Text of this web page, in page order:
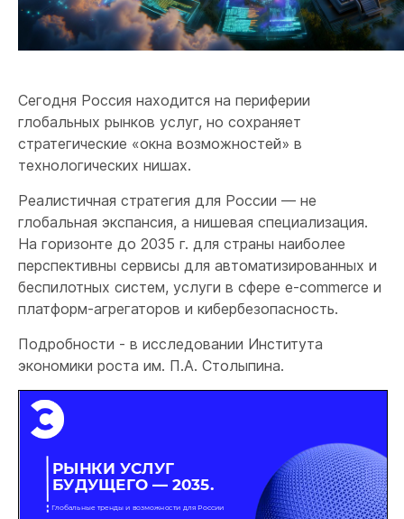
Сегодня Россия находится на периферии
глобальных рынков услуг, но сохраняет
стратегические «окна возможностей» в
технологических нишах.
Реалистичная стратегия для России — не
глобальная экспансия, а нишевая специализация.
На горизонте до 2035 г. для страны наиболее
перспективны сервисы для автоматизированных и
беспилотных систем, услуги в сфере e-commerce и
платформ-агрегаторов и кибербезопасность.
Подробности - в исследовании Института
экономики роста им. П.А. Столыпина.